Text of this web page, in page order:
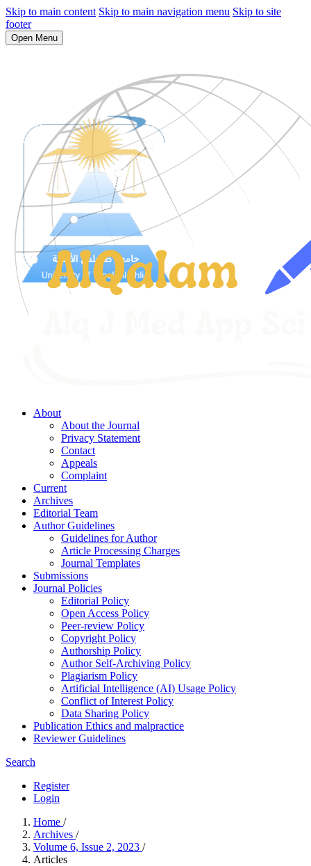
Skip to main content Skip to main navigation menu Skip to site
footer
Open Menu
About
About the Journal
Privacy Statement
Contact
Appeals
Complaint
Current
Archives
Editorial Team
Author Guidelines
Guidelines for Author
Article Processing Charges
Journal Templates
Submissions
Journal Policies
Editorial Policy
Open Access Policy
Peer-review Policy
Copyright Policy
Authorship Policy
Author Self-Archiving Policy
Plagiarism Policy
Artificial Intelligence (AI) Usage Policy
Conflict of Interest Policy
Data Sharing Policy
Publication Ethics and malpractice
Reviewer Guidelines
Search
Register
Login
Home /
Archives /
Volume 6, Issue 2, 2023 /
Articles